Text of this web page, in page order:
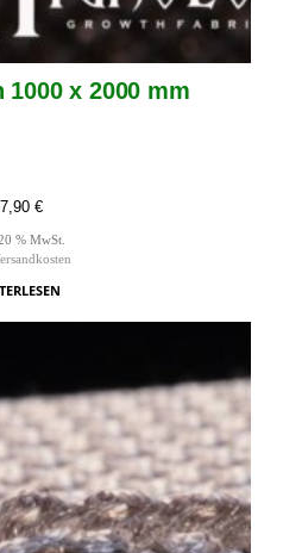
1000 x 2000 mm
€
% MwSt.